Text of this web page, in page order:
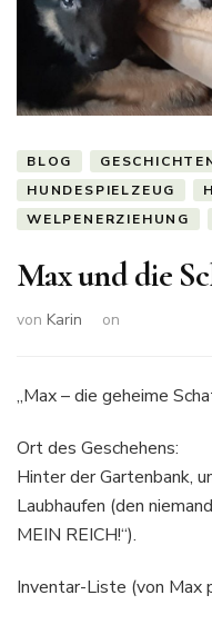
BLOG
HUNDESPIELZEUG
WELPENERZIEHUNG
Max und die
von Karin on
„Max – die geheime
Ort des Geschehens:
Hinter der Gartenbank,
Laubhaufen (den
MEIN REICH!“).
Inventar-Liste (von Max